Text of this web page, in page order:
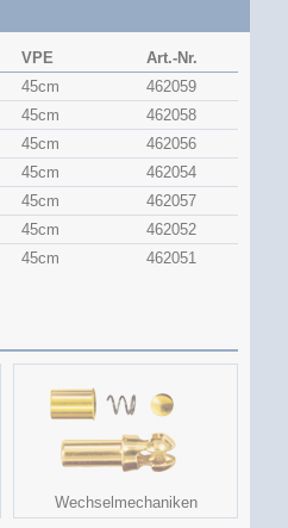
VPE
Art.-Nr.
45cm
462059
45cm
462058
45cm
462056
45cm
462054
45cm
462057
45cm
462052
45cm 462051
Wechselmechaniken